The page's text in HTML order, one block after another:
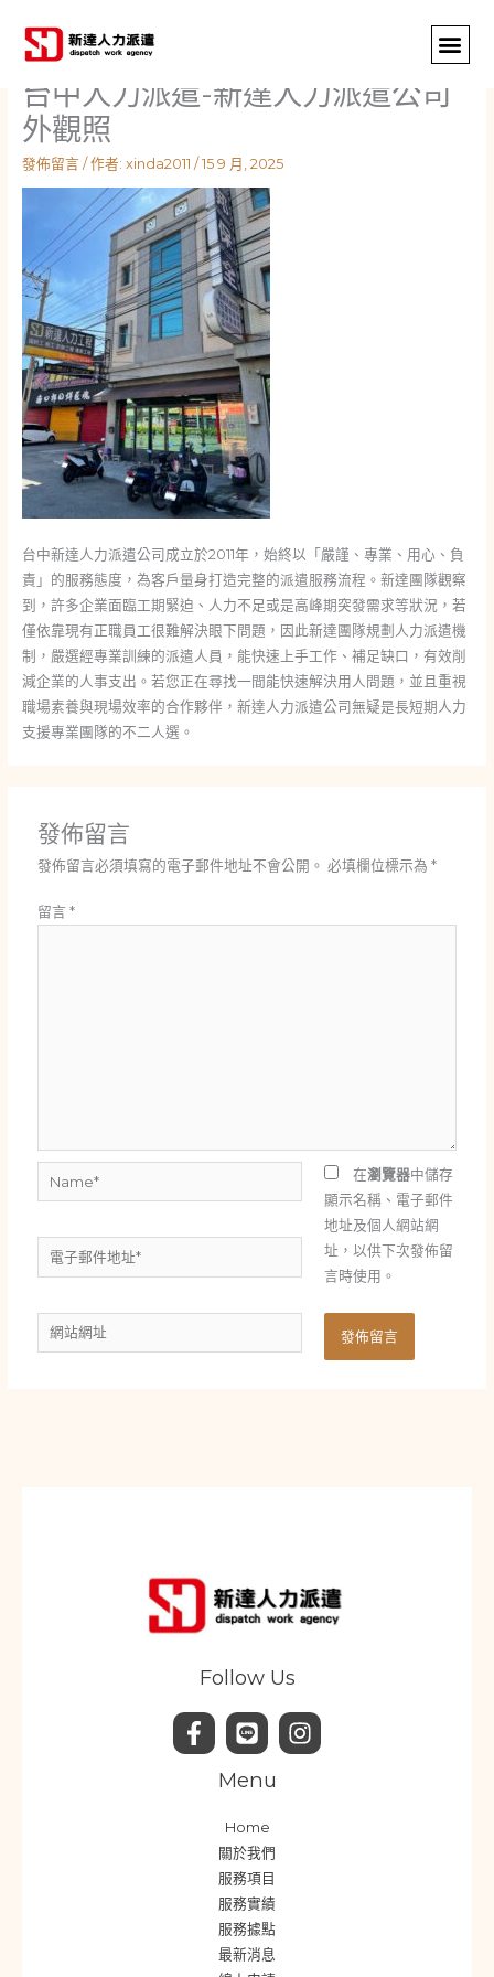
台中人力派遣-新達人力派遣公司
外觀照
發佈留言 / 作者: xinda2011 /15 9 月, 2025
台中新達人力派遣公司成立於2011年，始終以「嚴謹、專業、用心、負
責」的服務態度，為客戶量身打造完整的派遣服務流程。新達團隊觀察
到，許多企業面臨工期緊迫、人力不足或是高峰期突發需求等狀況，若
僅依靠現有正職員工很難解決眼下問題，因此新達團隊規劃人力派遣機
制，嚴選經專業訓練的派遣人員，能快速上手工作、補足缺口，有效削
減企業的人事支出。若您正在尋找一間能快速解決用人問題，並且重視
職場素養與現場效率的合作夥伴，新達人力派遣公司無疑是長短期人力
支援專業團隊的不二人選。
發佈留言
發佈留言必須填寫的電子郵件地址不會公開。 必填欄位標示為*
留言*
電
子
件
地
網
站
在瀏覽器中儲存
顯示名稱、電子郵件
地址及個人網站網
址，以供下次發佈留
言時使用。
Follow Us
Menu
Home
關於我們
服務項目
服務實績
服務據點
最新消息